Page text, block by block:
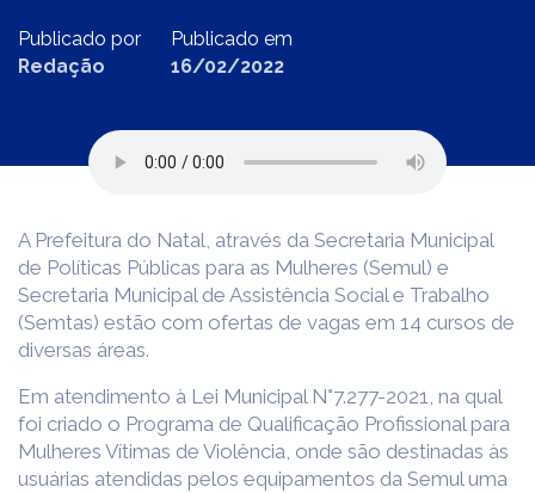
Publicado por
Redação
Publicado em
16/02/2022
A Prefeitura do Natal, através da Secretaria Municipal
de Políticas Públicas para as Mulheres (Semul) e
Secretaria Municipal de Assistência Social e Trabalho
(Semtas) estão com ofertas de vagas em 14 cursos de
diversas áreas.
Em atendimento à Lei Municipal N°7.277-2021, na qual
foi criado o Programa de Qualificação Profissional para
Mulheres Vítimas de Violência, onde são destinadas às
usuárias atendidas pelos equipamentos da Semul uma